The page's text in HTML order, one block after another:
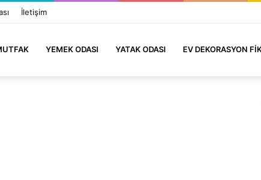
İletişim
YEMEK ODASI YATAK ODASI EV DEKORASYON